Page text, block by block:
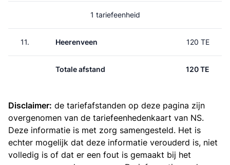
1 tariefeenheid
11. Heerenveen 120 TE
Totale afstand 120 TE
Disclaimer: de tariefafstanden op deze pagina zijn
overgenomen van de tariefeenhedenkaart van NS.
Deze informatie is met zorg samengesteld. Het is
echter mogelijk dat deze informatie verouderd is, niet
volledig is of dat er een fout is gemaakt bij het